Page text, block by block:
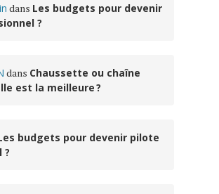
dans Les budgets pour devenir
?
dans Chaussette ou chaîne
est la meilleure ?
budgets pour devenir pilote
?